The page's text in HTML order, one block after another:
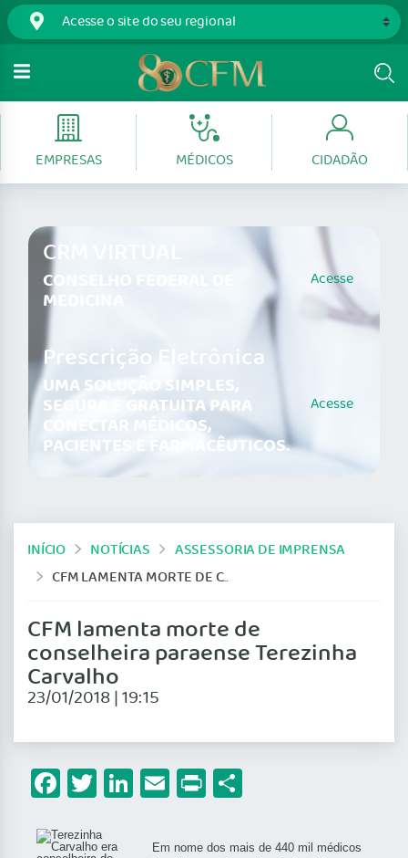
EMPRESAS MÉDICOS CIDADÃO
CRM VIRTUAL
CONSELHO FEDERAL DE
MEDICINA
Acesse
Prescrição Eletrônica
UMA SOLUÇÃO SIMPLES,
SEGURA E GRATUITA PARA
CONECTAR MÉDICOS,
PACIENTES E FARMACÊUTICOS.
Acesse
INÍCIO NOTÍCIAS
ASSESSORIA DE IMPRENSA
CFM LAMENTA MORTE DE CONSELHEIRA PARAENSE TEREZINHA CARVALHO
CFM lamenta morte de
conselheira paraense Terezinha
Carvalho
23/01/2018 | 19:15
Facebook
Twitter
LinkedIn
Email
Print
Em nome dos mais de 440 mil médicos